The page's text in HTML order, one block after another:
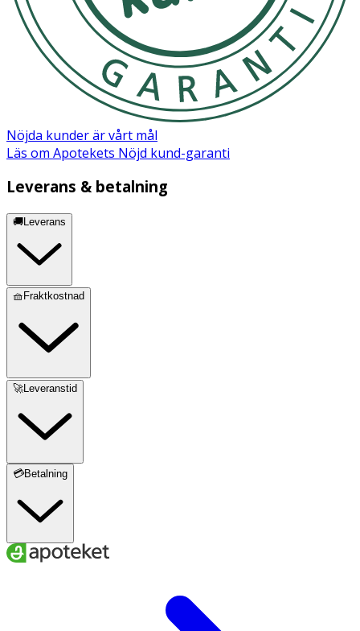
Nöjda kunder är vårt mål
Läs om Apotekets Nöjd kund-garanti
Leverans & betalning
🚚Leverans
🧺Fraktkostnad
🚀Leveranstid
💳Betalning